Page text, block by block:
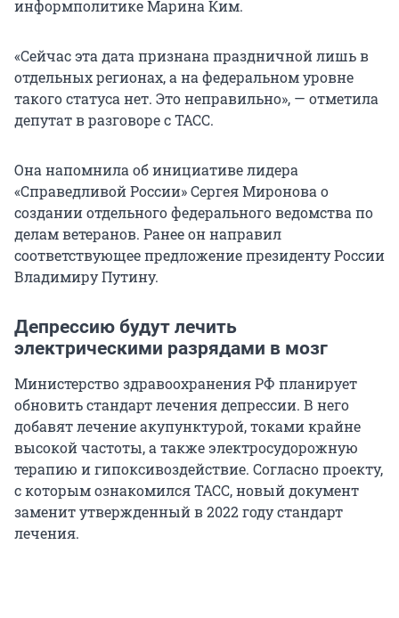
информполитике Марина Ким.
«Сейчас эта дата признана праздничной лишь в
отдельных регионах, а на федеральном уровне
такого статуса нет. Это неправильно», — отметила
депутат в разговоре с ТАСС.
Она напомнила об инициативе лидера
«Справедливой России» Сергея Миронова о
создании отдельного федерального ведомства по
делам ветеранов. Ранее он направил
соответствующее предложение президенту России
Владимиру Путину.
Депрессию будут лечить
электрическими разрядами в мозг
Министерство здравоохранения РФ планирует
обновить стандарт лечения депрессии. В него
добавят лечение акупунктурой, токами крайне
высокой частоты, а также электросудорожную
терапию и гипоксивоздействие. Согласно проекту,
с которым ознакомился ТАСС, новый документ
заменит утвержденный в 2022 году стандарт
лечения.